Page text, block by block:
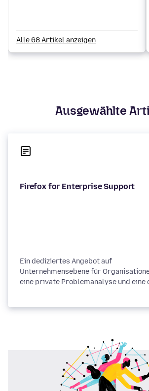
Alle 68 Artikel anzeigen
Ausgewählte
Firefox for Enterprise Support
Ein dediziertes Angebot auf
Unternehmensebene für
eine private Problemanalyse und eine